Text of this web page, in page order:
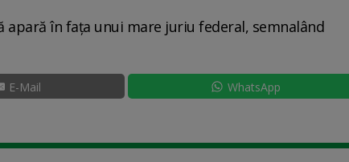
apară în fața unui mare juriu federal, semnalând
E-Mail WhatsApp